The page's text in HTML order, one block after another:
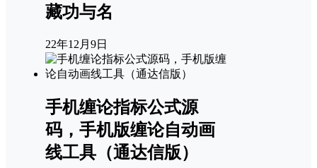
藏功与名
22年12月9日
手机缠论指标公式源
码，手机版缠论自动画
线工具（通达信版）